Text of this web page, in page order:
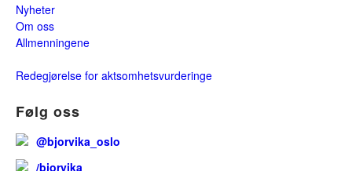
Nyheter
Om oss
Allmenningene
Redegjørelse for aktsomhetsvurderinge
Følg oss
@bjorvika_oslo
/bjorvika